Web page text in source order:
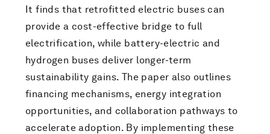
It finds that retrofitted electric buses can
provide a cost-effective bridge to full
electrification, while battery-electric and
hydrogen buses deliver longer-term
sustainability gains. The paper also outlines
financing mechanisms, energy integration
opportunities, and collaboration pathways to
accelerate adoption. By implementing these